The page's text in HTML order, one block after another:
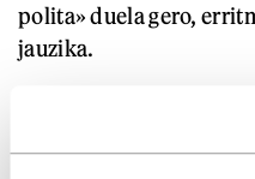
polita» duela gero,
jauzika.
izan da, baina